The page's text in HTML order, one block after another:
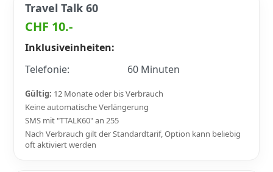
Travel Talk 60
CHF 10.-
Inklusiveinheiten:
Telefonie:
60 Minuten
Gültig: 12 Monate oder bis Verbrauch
Keine automatische Verlängerung
SMS mit "TTALK60" an 255
Nach Verbrauch gilt der Standardtarif, Option kann beliebig
oft aktiviert werden